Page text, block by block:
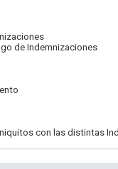
de Indemnizaciones
con las distintas